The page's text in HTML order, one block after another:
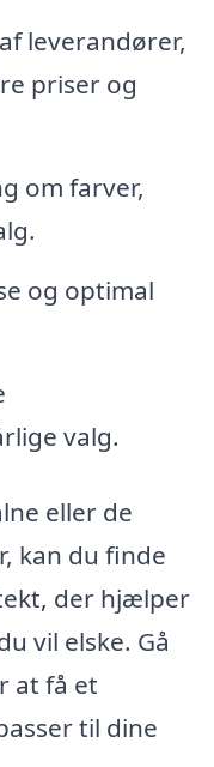
leverandører,
priser og
om farver,
og optimal
valg.
eller de
kan du finde
der hjælper
vil elske. Gå
at få et
til dine